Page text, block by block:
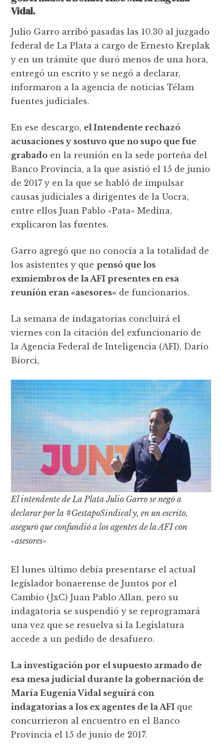
Vidal.
Julio Garro arribó pasadas las 10.30 al juzgado
federal de La Plata a cargo de Ernesto Kreplak
y en un trámite que duró menos de una hora,
entregó un escrito y se negó a declarar,
informaron a la agencia de noticias Télam
fuentes judiciales.
En ese descargo, el Intendente rechazó
acusaciones y sostuvo que no supo que fue
grabado en la reunión en la sede porteña del
Banco Provincia, a la que asistió el 15 de junio
de 2017 y en la que se habló de impulsar
causas judiciales a dirigentes de la Uocra,
entre ellos Juan Pablo «Pata» Medina,
explicaron las fuentes.
Garro agregó que no conocía a la totalidad de
los asistentes y quepensó que los
exmiembros de la AFI presentes en esa
reunión eran «asesores» de funcionarios.
La semana de indagatorias concluirá el
viernes con la citación del exfuncionario de
la Agencia Federal de Inteligencia (AFI), Darío
Biorci,
El intendente de La Plata Julio Garro se negó a
declarar por la #GestapoSindical y, en un escrito,
aseguró que confundió a los agentes de la AFI con
«asesores»
El lunes último debía presentarse el actual
legislador bonaerense de Juntos por el
Cambio (JxC) Juan Pablo Allan, pero su
indagatoria se suspendió y se reprogramará
una vez que se resuelva si la Legislatura
accede a un pedido de desafuero.
La investigación por el supuesto armado de
esa mesa judicial durante la gobernación de
María Eugenia Vidal seguirá con
indagatorias a los ex agentes de la AFI que
concurrieron al encuentro en el Banco
Provincia el 15 de junio de 2017.